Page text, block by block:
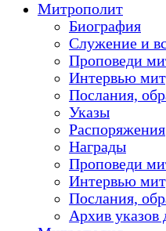
Митрополит
Биография
Служение и
Проповеди
Интервью
Послания,
Указы
Распоряжения
Награды
Проповеди
Интервью
Послания,
Архив указов